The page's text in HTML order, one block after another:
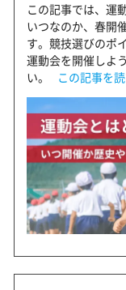
この記事では、運
いつなのか、春開
す。競技選びのポ
運動会を開催しよ
い。
この記事を